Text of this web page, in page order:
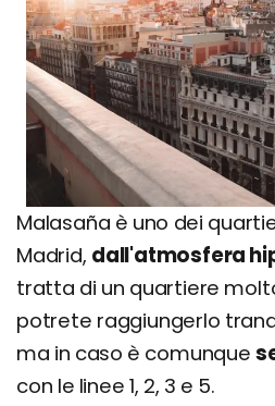
Malasaña è uno dei
Madrid, dall'atmosfera
tratta di un quartiere
potrete raggiungerlo
ma in caso è comunque
con le linee 1, 2, 3 e 5.